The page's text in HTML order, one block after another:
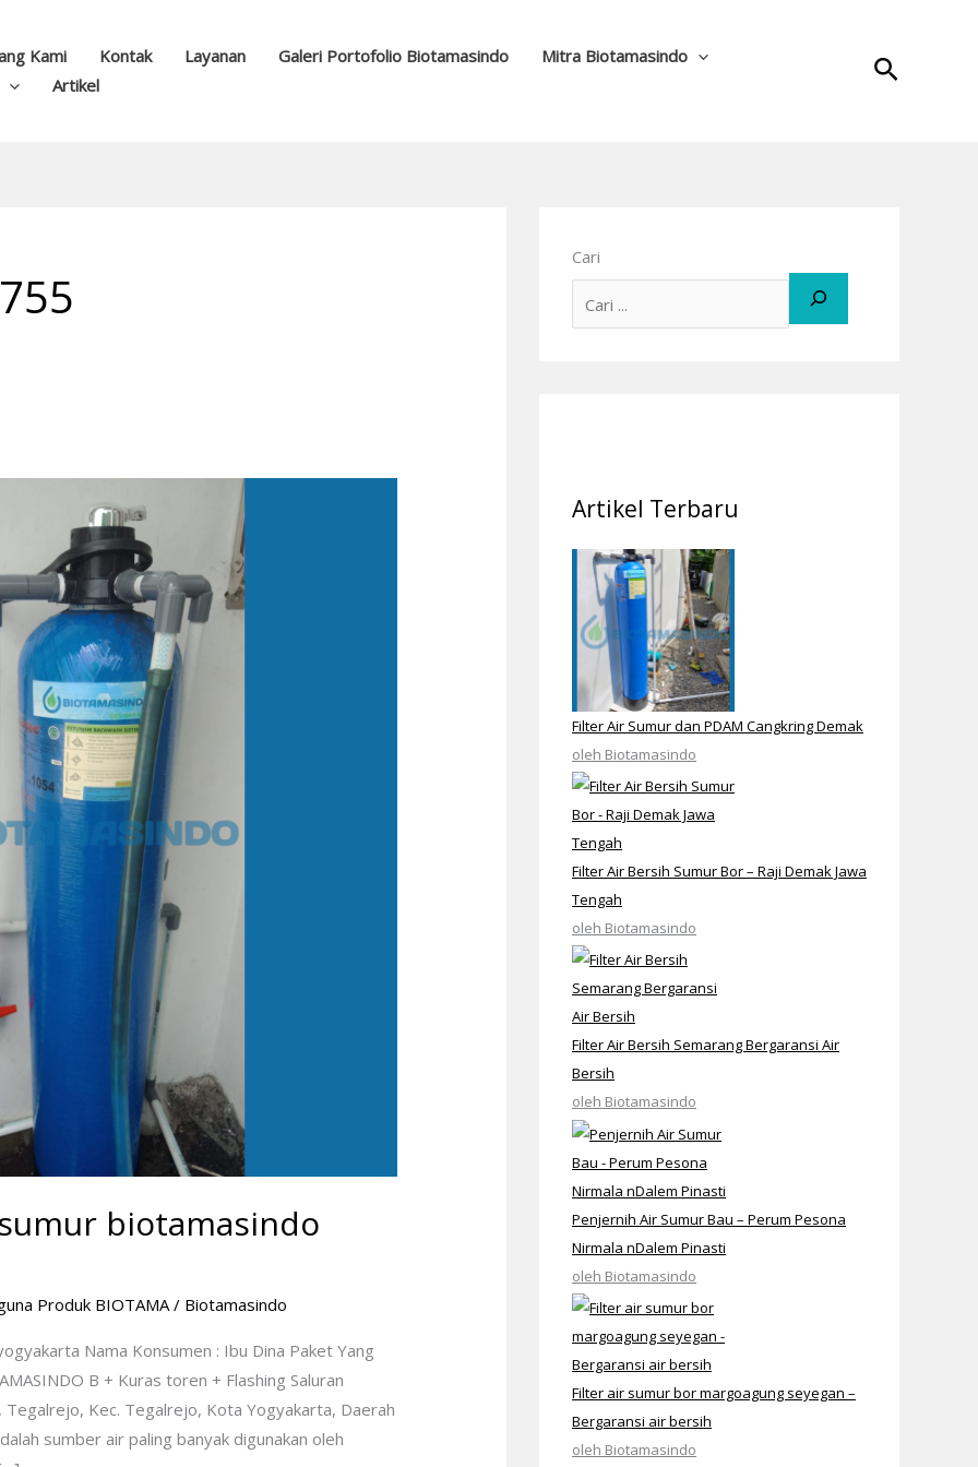
Kami Kontak Layanan Galeri Portofolio Biotamasindo
Mitra Biotamasindo
Artikel Cari
biotamasindo
Produk BIOTAMA / Biotamasindo
Nama Konsumen : Ibu Dina Paket Yang
B + Kuras toren + Flashing Saluran
Tegalrejo, Kec. Tegalrejo, Kota Yogyakarta, Daerah
sumber air paling banyak digunakan oleh
Cari
Artikel Terbaru
Filter Air Sumur dan PDAM Cangkring Demak
oleh Biotamasindo
Filter Air Bersih Sumur Bor – Raji Demak Jawa
Tengah
oleh Biotamasindo
Filter Air Bersih Semarang Bergaransi Air
Bersih
oleh Biotamasindo
Penjernih Air Sumur Bau – Perum Pesona
Nirmala nDalem Pinasti
oleh Biotamasindo
Filter air sumur bor margoagung seyegan –
Bergaransi air bersih
oleh Biotamasindo